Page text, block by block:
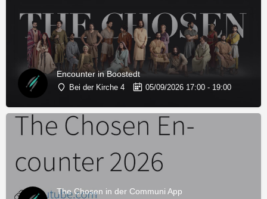
Encounter in Boostedt
Bei der Kirche 4 05/09/2026 17:00 - 19:00
The Chosen in der Communi App